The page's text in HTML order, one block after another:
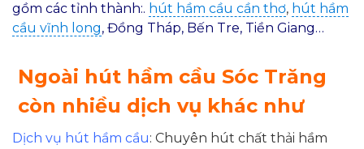
gồm các tỉnh thành:. hút hầm cầu cần thơ, hút hầm
cầu vĩnh long, Đồng Tháp, Bến Tre, Tiền Giang…
Ngoài hút hầm cầu Sóc Trăng
còn nhiều dịch vụ khác như
Dịch vụ hút hầm cầu: Chuyên hút chất thải hầm